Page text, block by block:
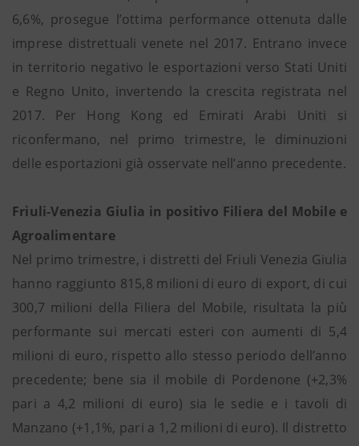
6,6%, prosegue l’ottima performance ottenuta dalle
imprese distrettuali venete nel 2017. Entrano invece
in territorio negativo le esportazioni verso Stati Uniti
e Regno Unito, invertendo la crescita registrata nel
2017. Per Hong Kong ed Emirati Arabi Uniti si
riconfermano, nel primo trimestre, le diminuzioni
delle esportazioni già osservate nell’anno precedente.
Friuli-Venezia Giulia in positivo Filiera del Mobile e
Agroalimentare
Nel primo trimestre, i distretti del Friuli Venezia Giulia
hanno raggiunto 815,8 milioni di euro di export, di cui
300,7 milioni della Filiera del Mobile, risultata la più
performante sui mercati esteri con aumenti di 5,4
milioni di euro, rispetto allo stesso periodo dell’anno
precedente; bene sia il mobile di Pordenone (+2,3%
pari a 4,2 milioni di euro) sia le sedie e i tavoli di
Manzano (+1,1%, pari a 1,2 milioni di euro). Il distretto